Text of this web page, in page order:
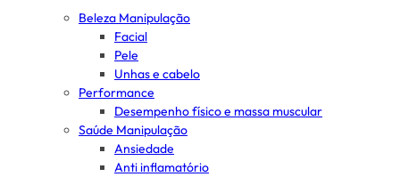
Beleza Manipulação
Facial
Pele
Unhas e cabelo
Performance
Desempenho físico e massa muscular
Saúde Manipulação
Ansiedade
Anti inflamatório